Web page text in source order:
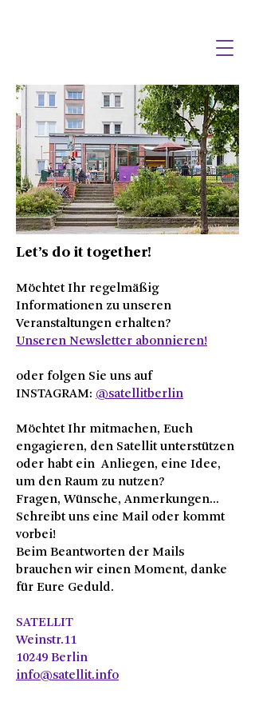
Let’s do it together!
Möchtet Ihr regelmäßig
Informationen zu unseren
Veranstaltungen erhalten?
Unseren Newsletter abonnieren!
oder folgen Sie uns auf
INSTAGRAM: @satellitberlin
Möchtet Ihr mitmachen, Euch
engagieren, den Satellit unterstützen
oder habt ein Anliegen, eine Idee,
um den Raum zu nutzen?
Fragen, Wünsche, Anmerkungen...
Schreibt uns eine Mail oder kommt
vorbei!
Beim Beantworten der Mails
brauchen wir einen Moment, danke
für Eure Geduld.
SATELLIT
Weinstr.11
10249 Berlin
info@satellit.info